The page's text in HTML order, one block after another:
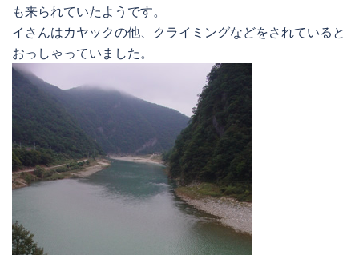
も来られていたようです。
イさんはカヤックの他、クライミングなどをされていると
おっしゃっていました。